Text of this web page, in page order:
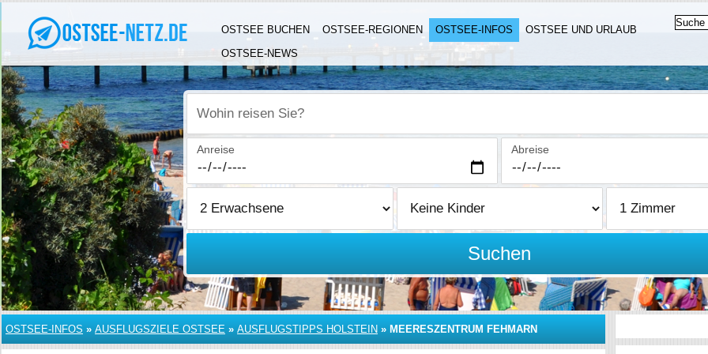
OSTSEE BUCHEN OSTSEE-REGIONEN OSTSEE-INFOS
OSTSEE UND URLAUB
OSTSEE-NEWS
Wohin reisen Sie?
Anreise Abreise
Suchen
OSTSEE-INFOS » AUSFLUGSZIELE OSTSEE » AUSFLUGSTIPPS HOLSTEIN » MEERESZENTRUM FEHMARN